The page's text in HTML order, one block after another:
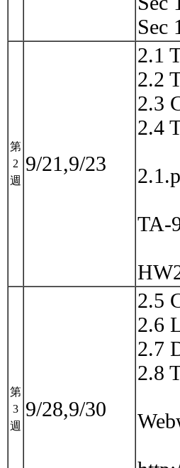
Sec
第
2
週
9/21,9/23
2.1
2.2
2.3
2.4
TA-
第
3
週
9/28,9/30
2.5
2.6
2.7
2.8